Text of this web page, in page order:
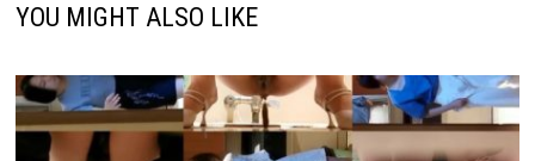
YOU MIGHT ALSO LIKE